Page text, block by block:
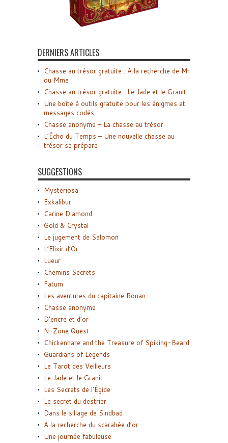
DERNIERS ARTICLES
Chasse au trésor gratuite : A la recherche de Mr
ou Mme
Chasse au trésor gratuite : Le Jade et le Granit
Une boîte à outils gratuite pour les énigmes et
messages codés
Chasse anonyme – La chasse au trésor
L’Écho du Temps – Une nouvelle chasse au
trésor se prépare
SUGGESTIONS
Mysteriosa
Exkalibur
Carine Diamond
Gold & Crystal
Le jugement de Salomon
L’Elixir d’Or
Lueur
Chemins Secrets
Fatum
Les aventures du capitaine Ronan
Chasse anonyme
D’encre et d’or
N-Zone Quest
Chickenhare and the Treasure of Spiking-Beard
Guardians of Legends
Le Tarot des Veilleurs
Le Jade et le Granit
Les Secrets de l’Égide
Le secret du destrier
Dans le sillage de Sindbad
A la recherche du scarabée d’or
Une journée fabuleuse